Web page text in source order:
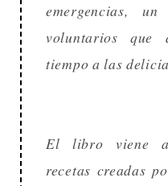
emergencias,
voluntarios que
tiempo a las
El libro viene
recetas creadas